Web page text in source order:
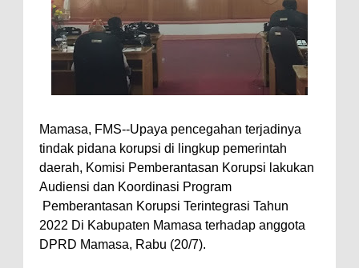
Mamasa, FMS--Upaya pencegahan terjadinya
tindak pidana korupsi di lingkup pemerintah
daerah, Komisi Pemberantasan Korupsi lakukan
Audiensi dan Koordinasi Program
Pemberantasan Korupsi Terintegrasi Tahun
2022 Di Kabupaten Mamasa terhadap anggota
DPRD Mamasa, Rabu (20/7).